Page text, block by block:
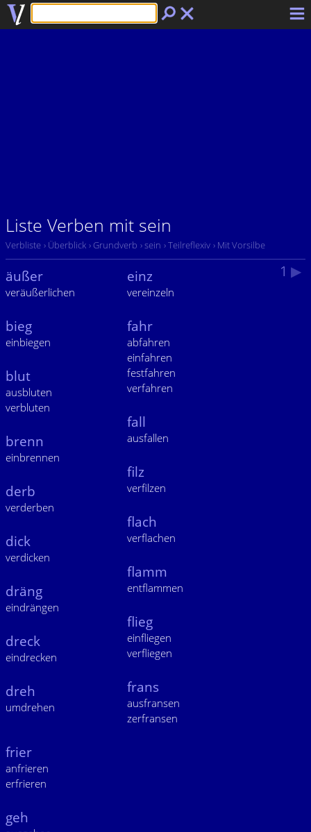
Liste Verben mit sein
Verbliste › Überblick › Grundverb › sein › Teilreflexiv › Mit Vorsilbe
1 ▶
äußer
veräußerlichen
bieg
einbiegen
blut
ausbluten
verbluten
brenn
einbrennen
derb
verderben
dick
verdicken
dräng
eindrängen
dreck
eindrecken
dreh
umdrehen
einz
vereinzeln
fahr
abfahren
einfahren
festfahren
verfahren
fall
ausfallen
filz
verfilzen
flach
verflachen
flamm
entflammen
flieg
einfliegen
verfliegen
frans
ausfransen
zerfransen
frier
anfrieren
erfrieren
geh